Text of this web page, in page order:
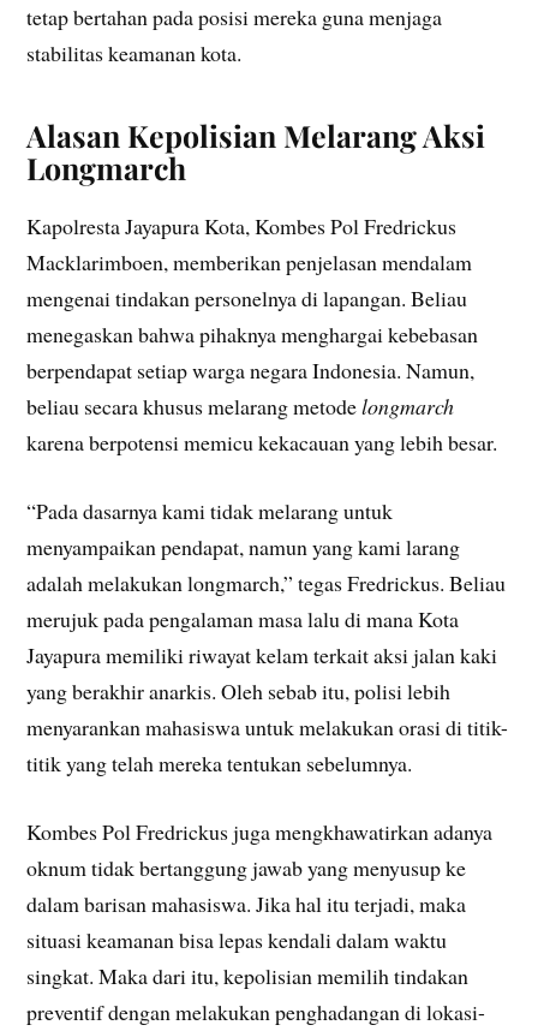
tetap bertahan pada posisi mereka guna menjaga
stabilitas keamanan kota.
Alasan Kepolisian Melarang Aksi
Longmarch
Kapolresta Jayapura Kota, Kombes Pol Fredrickus
Macklarimboen, memberikan penjelasan mendalam
mengenai tindakan personelnya di lapangan. Beliau
menegaskan bahwa pihaknya menghargai kebebasan
berpendapat setiap warga negara Indonesia. Namun,
beliau secara khusus melarang metodelongmarch
karena berpotensi memicu kekacauan yang lebih besar.
“Pada dasarnya kami tidak melarang untuk
menyampaikan pendapat, namun yang kami larang
adalah melakukan longmarch,” tegas Fredrickus. Beliau
merujuk pada pengalaman masa lalu di mana Kota
Jayapura memiliki riwayat kelam terkait aksi jalan kaki
yang berakhir anarkis. Oleh sebab itu, polisi lebih
menyarankan mahasiswa untuk melakukan orasi di titik-
titik yang telah mereka tentukan sebelumnya.
Kombes Pol Fredrickus juga mengkhawatirkan adanya
oknum tidak bertanggung jawab yang menyusup ke
dalam barisan mahasiswa. Jika hal itu terjadi, maka
situasi keamanan bisa lepas kendali dalam waktu
singkat. Maka dari itu, kepolisian memilih tindakan
preventif dengan melakukan penghadangan di lokasi-